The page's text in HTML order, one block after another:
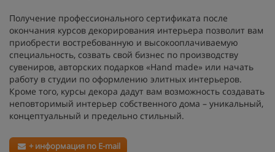
Получение профессионального сертификата после
окончания курсов декорирования интерьера позволит вам
приобрести востребованную и высокооплачиваемую
специальность, созвать свой бизнес по производству
сувениров, авторских подарков «Hand made» или начать
работу в студии по оформлению элитных интерьеров.
Кроме того, курсы декора дадут вам возможность создавать
неповторимый интерьер собственного дома – уникальный,
концептуальный и предельно стильный.
+ информация по E-mail